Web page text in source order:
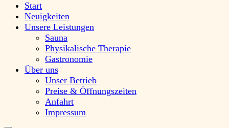
Start
Neuigkeiten
Unsere Leistungen
Sauna
Physikalische Therapie
Gastronomie
Über uns
Unser Betrieb
Preise & Öffnungszeiten
Anfahrt
Impressum